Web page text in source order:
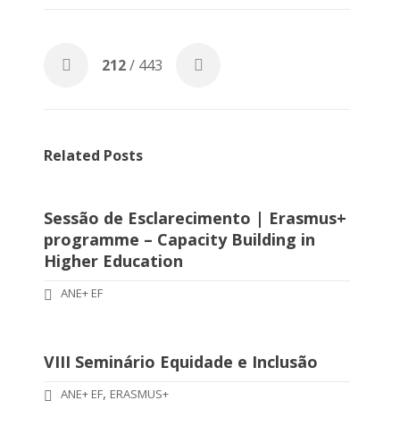
212/ 443
Related Posts
Sessão de Esclarecimento | Erasmus+
programme – Capacity Building in
Higher Education
ANE+ EF
VIII Seminário Equidade e Inclusão
ANE+ EF, ERASMUS+